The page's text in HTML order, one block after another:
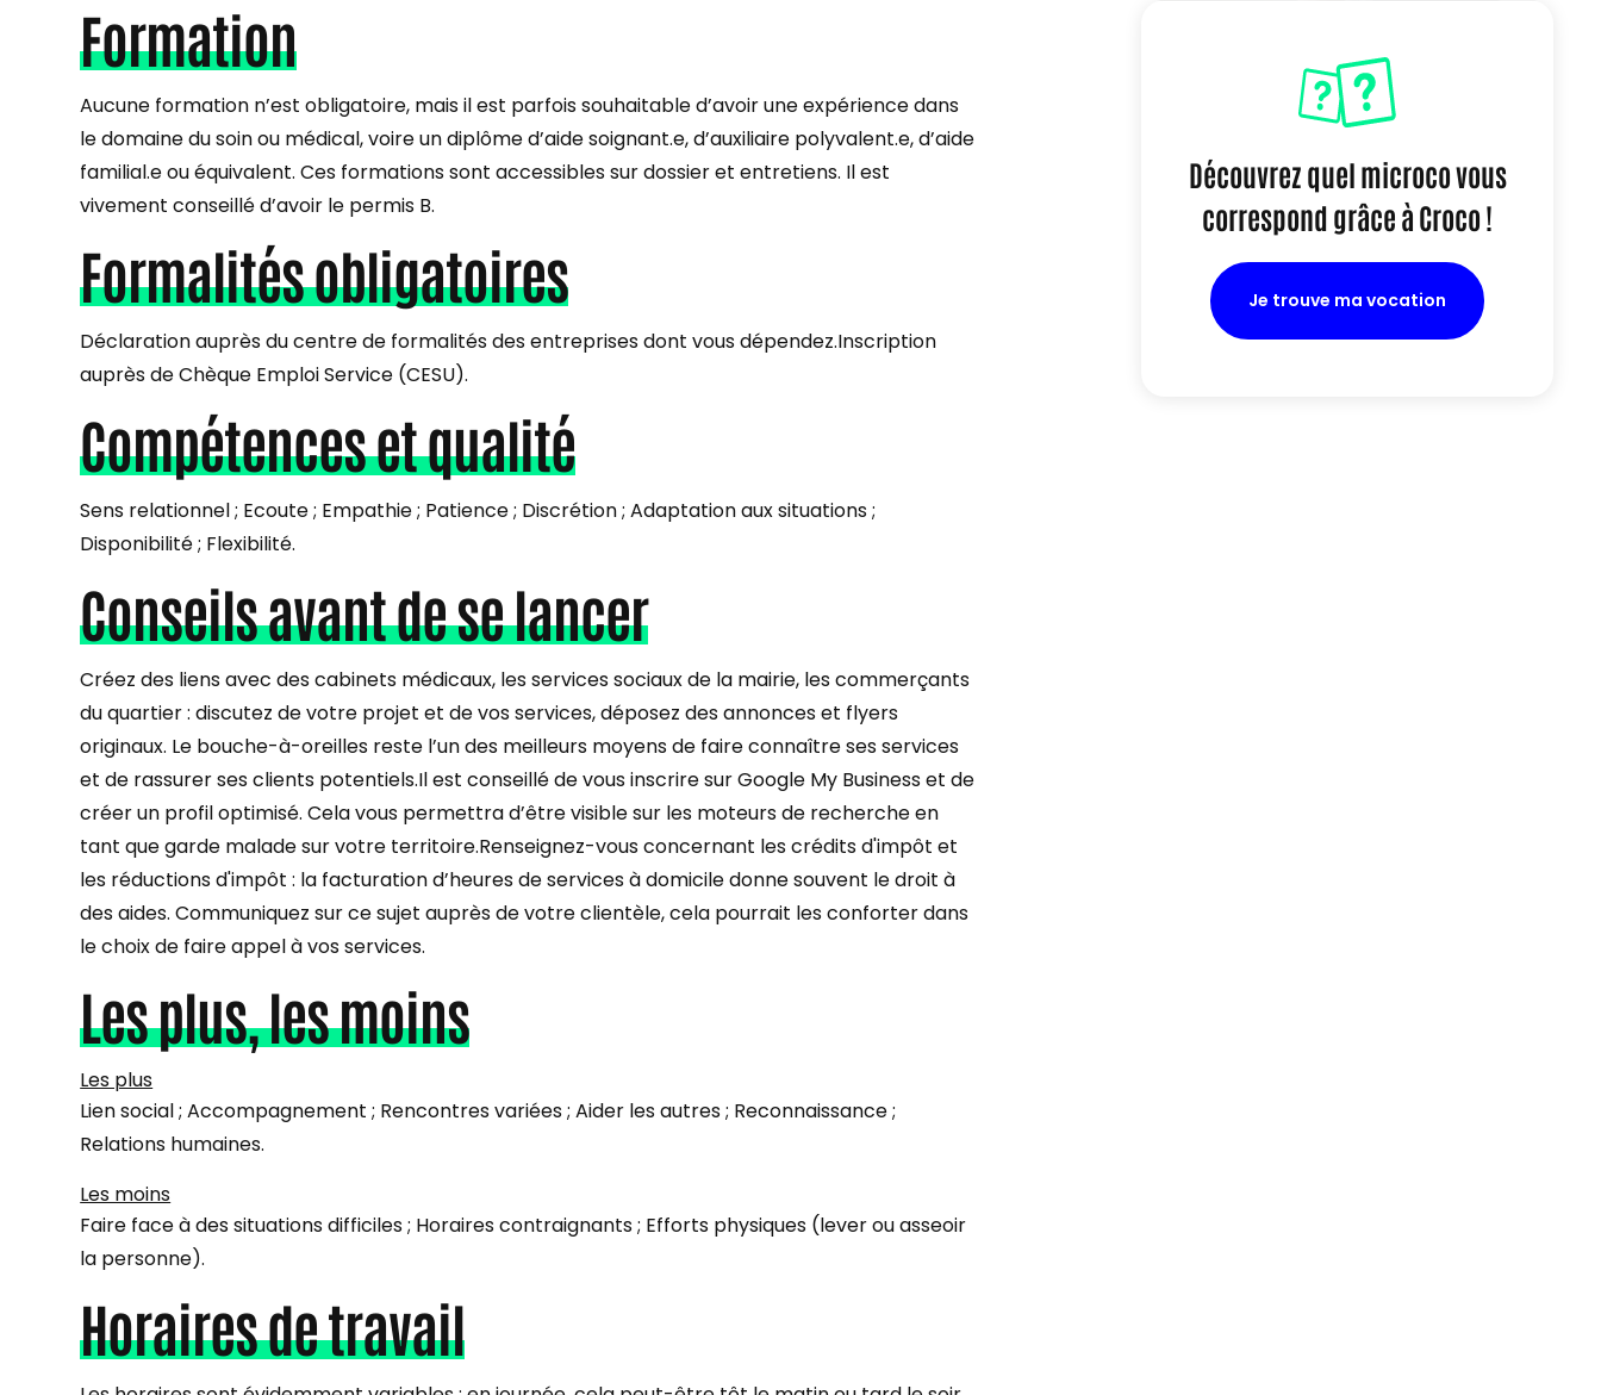
Formation
Aucune formation n’est obligatoire, mais il est parfois souhaitable d’avoir une expérience dans
le domaine du soin ou médical, voire un diplôme d’aide soignant.e, d’auxiliaire polyvalent.e, d’aide
familial.e ou équivalent. Ces formations sont accessibles sur dossier et entretiens. Il est
vivement conseillé d’avoir le permis B.
Formalités obligatoires
Déclaration auprès du centre de formalités des entreprises dont vous dépendez.Inscription
auprès de Chèque Emploi Service (CESU).
Compétences et qualité
Sens relationnel ; Ecoute ; Empathie ; Patience ; Discrétion ; Adaptation aux situations ;
Disponibilité ; Flexibilité.
Conseils avant de se lancer
Créez des liens avec des cabinets médicaux, les services sociaux de la mairie, les commerçants
du quartier : discutez de votre projet et de vos services, déposez des annonces et flyers
originaux. Le bouche-à-oreilles reste l’un des meilleurs moyens de faire connaître ses services
et de rassurer ses clients potentiels.Il est conseillé de vous inscrire sur Google My Business et de
créer un profil optimisé. Cela vous permettra d’être visible sur les moteurs de recherche en
tant que garde malade sur votre territoire.Renseignez-vous concernant les crédits d'impôt et
les réductions d'impôt : la facturation d’heures de services à domicile donne souvent le droit à
des aides. Communiquez sur ce sujet auprès de votre clientèle, cela pourrait les conforter dans
le choix de faire appel à vos services.
Les plus, les moins
Les plus
Lien social ; Accompagnement ; Rencontres variées ; Aider les autres ; Reconnaissance ;
Relations humaines.
Les moins
Faire face à des situations difficiles ; Horaires contraignants ; Efforts physiques (lever ou asseoir
la personne).
Horaires de travail
Découvrez quel microco vous
correspond grâce à Croco !
Je trouve ma vocation